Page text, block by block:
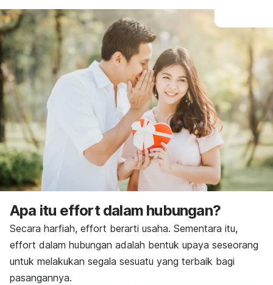
Apa itu effortdalam hubungan?
Secara harfiah, effort berarti usaha. Sementara itu,
effort dalam hubungan adalah bentuk upaya seseorang
untuk melakukan segala sesuatu yang terbaik bagi
pasangannya.